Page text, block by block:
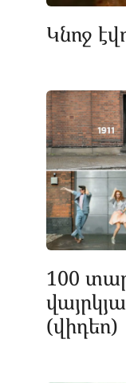
Կնոջ
100
(վիդեո)